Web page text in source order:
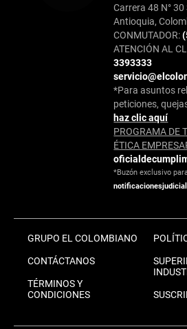
Carrera 48 N°
Antioquia,
CONMUTADOR:
ATENCIÓN AL
3393333
*Para asuntos
peticiones,
haz clic aquí
PROGRAMA DE
ÉTICA
*Buzón exclusivo
GRUPO EL COLOMBIANO
CONTÁCTANOS
TÉRMINOS Y
CONDICIONES